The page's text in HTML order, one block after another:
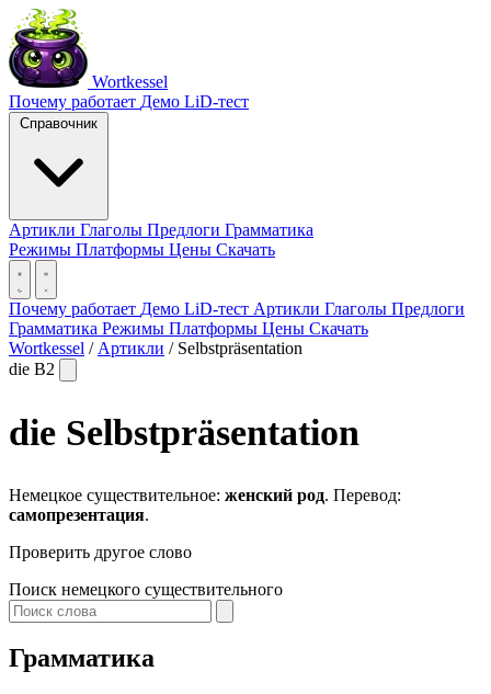
Wortkessel
Почему работает Демо LiD-тест
Справочник
Артикли Глаголы Предлоги Грамматика
Режимы Платформы Цены Скачать
Почему работает Демо LiD-тест Артикли Глаголы Предлоги
Грамматика Режимы Платформы Цены Скачать
Wortkessel / Артикли / Selbstpräsentation
die B2
die Selbstpräsentation
Немецкое существительное: женский род. Перевод:
самопрезентация.
Проверить другое слово
Поиск немецкого существительного
Грамматика